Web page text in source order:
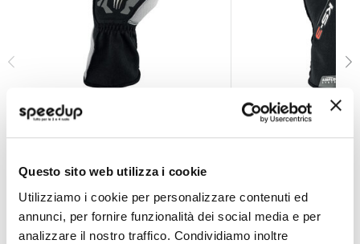
Questo sito web utilizza i cookie
Utilizziamo i cookie per personalizzare contenuti ed
annunci, per fornire funzionalità dei social media e per
analizzare il nostro traffico. Condividiamo inoltre
Guanti da kart KS-3 2026
OMP
A partire da
57,40 €
Spedizione gratuita!
Guanti da kart KS-
OMP
57,40 €
Spedizione gratuita!